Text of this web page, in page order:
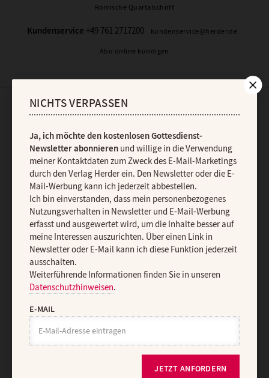
Römische Quartalschrift
Kundenservice +49 761 2717200 kundenservice@herder.de
Abo online kündigen
Der Gottesdienst-Newsletter
Ja, ich möchte den kostenlosen Gottesdienst-Newsletter
abonnierenund willige in die Verwendung meiner Kontaktdaten
zum Zweck des E-Mail-Marketings durch den Verlag Herder ein.
Den Newsletter oder die E-Mail-Werbung kann ich jederzeit
abbestellen.
Ich bin einverstanden, dass mein personenbezogenes
Nutzungsverhalten in Newsletter und E-Mail-Werbung erfasst und
ausgewertet wird, um die Inhalte besser auf meine Interessen
auszurichten. Über einen Link in Newsletter oder E-Mail kann ich
diese Funktion jederzeit ausschalten.
Weiterführende Informationen finden Sie in unseren
Datenschutzhinweisen
E-MAIL
JETZT ANMELDEN
NICHTS VERPASSEN
Ja, ich möchte den kostenlosen Gottesdienst-
Newsletter abonnierenund willige in die Verwendung
meiner Kontaktdaten zum Zweck des E-Mail-Marketings
durch den Verlag Herder ein. Den Newsletter oder die E-
Mail-Werbung kann ich jederzeit abbestellen.
Ich bin einverstanden, dass mein personenbezogenes
Nutzungsverhalten in Newsletter und E-Mail-Werbung
erfasst und ausgewertet wird, um die Inhalte besser auf
meine Interessen auszurichten. Über einen Link in
Newsletter oder E-Mail kann ich diese Funktion jederzeit
ausschalten.
Weiterführende Informationen finden Sie in unseren
Datenschutzhinweisen.
E-MAIL
JETZT ANFORDERN